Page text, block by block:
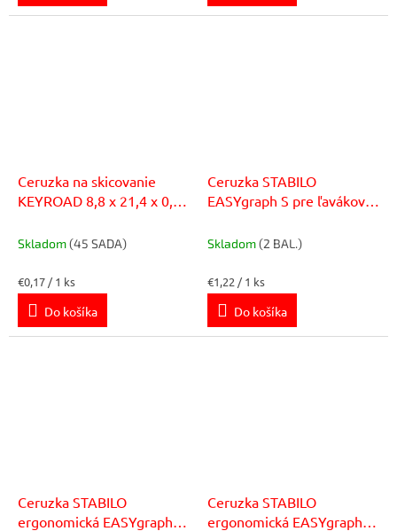
Ceruzka na skicovanie
KEYROAD 8,8 x 21,4 x 0,9
Skladom(45 SADA)
Jednotková
cena:
€0,17 / 1 ks
Do košíka
Ceruzka STABILO
EASYgraph S pre ľavákov
Skladom(2 BAL.)
Jednotková
cena:
€1,22 / 1 ks
Do košíka
Ceruzka STABILO
ergonomická EASYgraph
Ceruzka STABILO
ergonomická EASYgraph